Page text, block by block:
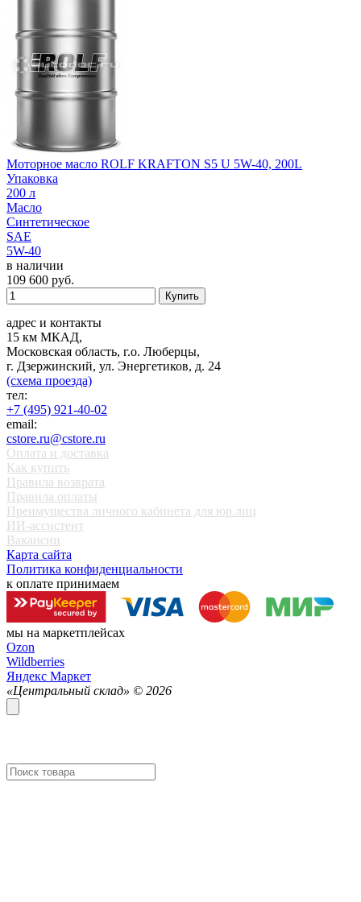
Моторное масло ROLF KRAFTON S5 U 5W-40, 200L
Упаковка
200 л
Масло
Синтетическое
SAE
5W-40
в наличии
109 600 руб.
Купить
адрес и контакты
15 км МКАД,
Московская область, г.о. Люберцы,
г. Дзержинский, ул. Энергетиков, д. 24
(схема проезда)
тел:
+7 (495) 921-40-02
email:
cstore.ru@cstore.ru
Оплата и доставка
Как купить
Правила возврата
Правила оплаты
Преимущества личного кабинета для юр.лиц
ИИ-ассистент
Вакансии
Карта сайта
Политика конфиденциальности
к оплате принимаем
мы на маркетплейсах
Ozon
Wildberries
Яндекс Маркет
«Центральный склад» © 2026